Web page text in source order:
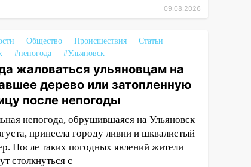
09.08.2026
Общество Происшествия
Статьи
#непогода #Ульяновск
жаловаться ульяновцам на
дерево или затопленную
после непогоды
непогода, обрушившаяся на Ульяновск
принесла городу ливни и шквалистый
После таких погодных явлений жители
столкнуться с